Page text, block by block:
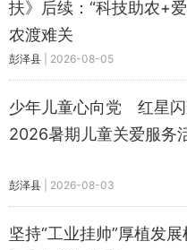
扶》后续：“科技助农+
农渡难关
彭泽县 2026-08-05
少年儿童心向党 红星
2026暑期儿童关爱服务
彭泽县 2026-08-03
坚持“工业挂帅”厚植发